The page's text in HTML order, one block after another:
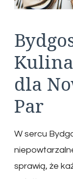
dla
Par
W sercu
sprawią, że